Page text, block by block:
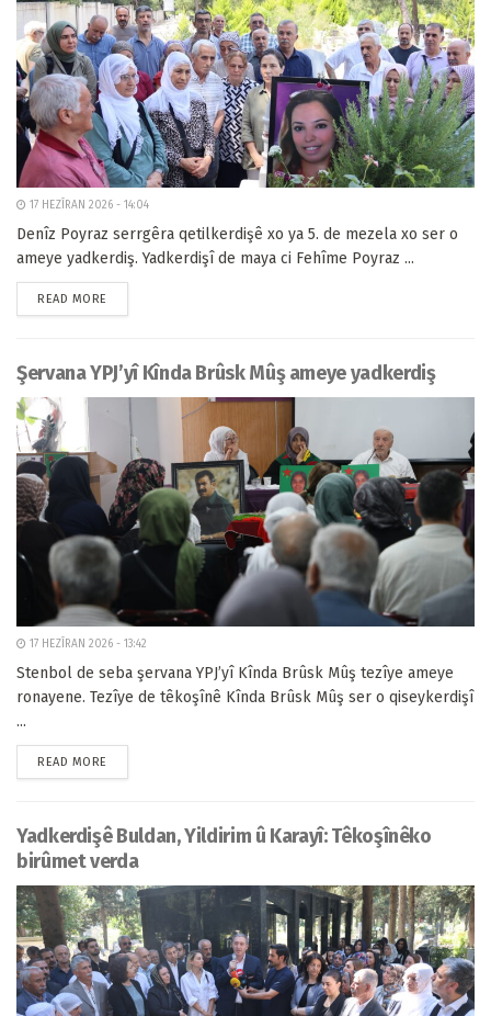
17 HEZÎRAN 2026 - 14:04
Denîz Poyraz serrgêra qetilkerdişê xo ya 5. de mezela xo ser o
ameye yadkerdiş. Yadkerdişî de maya ci Fehîme Poyraz ...
READ MORE
Şervana YPJ’yî Kînda Brûsk Mûş ameye yadkerdiş
17 HEZÎRAN 2026 - 13:42
Stenbol de seba şervana YPJ’yî Kînda Brûsk Mûş tezîye ameye
ronayene. Tezîye de têkoşînê Kînda Brûsk Mûş ser o qiseykerdişî
...
READ MORE
Yadkerdişê Buldan, Yildirim û Karayî: Têkoşînêko
birûmet verda